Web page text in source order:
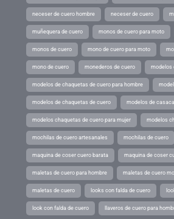
neceser de cuero hombre neceser de cuero
muñequera de cuero monos de cuero para moto
monos de cuero mono de cuero para moto
mono de cuero monederos de cuero modelos
modelos de chaquetas de cuero para hombre
modelos de chaquetas de cuero modelos de
modelos chaquetas de cuero para mujer modelos
mochilas de cuero artesanales mochilas de cuero
maquina de coser cuero barata maquina de coser
maletas de cuero para hombre maletas de cuero
maletas de cuero looks con falda de cuero
look con falda de cuero llaveros de cuero para